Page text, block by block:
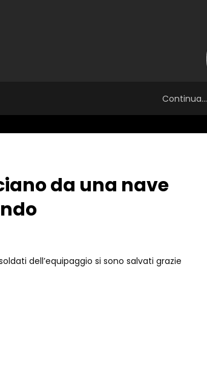
Continua...
da una nave
dell’equipaggio si sono salvati grazie